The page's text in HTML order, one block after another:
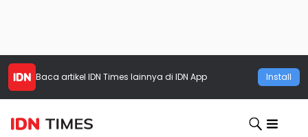
Baca artikel IDN Times lainnya di IDN App Install